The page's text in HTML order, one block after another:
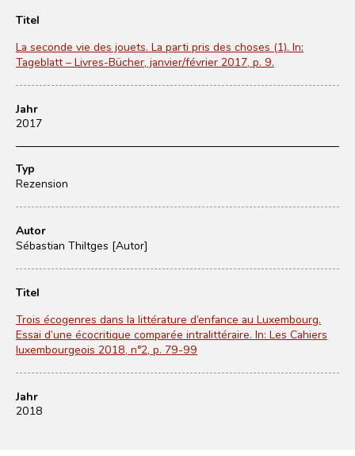
Titel
La seconde vie des jouets. La parti pris des choses (1). In:
Tageblatt – Livres-Bücher, janvier/février 2017, p. 9.
Jahr
2017
Typ
Rezension
Autor
Sébastian Thiltges [Autor]
Titel
Trois écogenres dans la littérature d’enfance au Luxembourg.
Essai d’une écocritique comparée intralittéraire. In: Les Cahiers
luxembourgeois 2018, n°2, p. 79-99
Jahr
2018